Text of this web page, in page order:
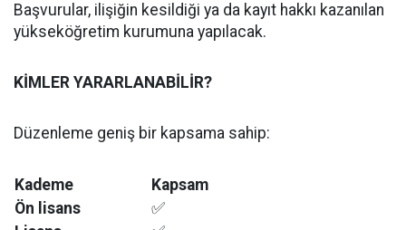
Başvurular, ilişiğin kesildiği ya da kayıt hakkı kazanılan
yükseköğretim kurumuna yapılacak.
KİMLER YARARLANABİLİR?
Düzenleme geniş bir kapsama sahip:
Kademe
Kapsam
Ön lisans
✅